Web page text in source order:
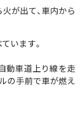
が出て、車内から
います。
動車道上り線を走
の手前で車が燃え